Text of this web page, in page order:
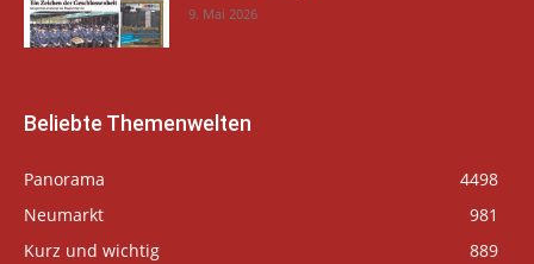
9. Mai 2026
Beliebte Themenwelten
Panorama
4498
Neumarkt
981
Kurz und wichtig
889